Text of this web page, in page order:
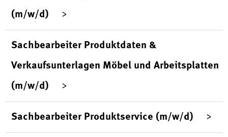
(m/w/d)
Sachbearbeiter Produktdaten &
Verkaufsunterlagen Möbel und Arbeitsplatten
(m/w/d)
Sachbearbeiter Produktservice (m/w/d)